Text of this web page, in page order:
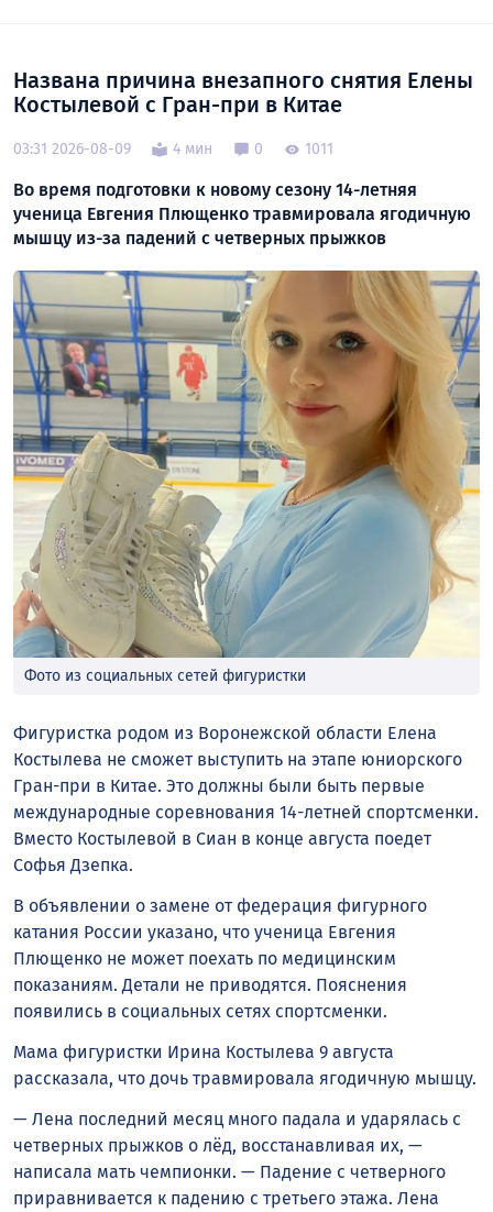
Названа причина внезапного снятия Елены
Костылевой с Гран-при в Китае
03:31 2026-08-09 4 мин 0 1011
Во время подготовки к новому сезону 14-летняя
ученица Евгения Плющенко травмировала ягодичную
мышцу из-за падений с четверных прыжков
Фото из социальных сетей фигуристки
Фигуристка родом из Воронежской области Елена
Костылева не сможет выступить на этапе юниорского
Гран-при в Китае. Это должны были быть первые
международные соревнования 14-летней спортсменки.
Вместо Костылевой в Сиан в конце августа поедет
Софья Дзепка.
В объявлении о замене от федерация фигурного
катания России указано, что ученица Евгения
Плющенко не может поехать по медицинским
показаниям. Детали не приводятся. Пояснения
появились в социальных сетях спортсменки.
Мама фигуристки Ирина Костылева 9 августа
рассказала, что дочь травмировала ягодичную мышцу.
— Лена последний месяц много падала и ударялась с
четверных прыжков о лëд, восстанавливая их, —
написала мать чемпионки. — Падение с четверного
приравнивается к падению с третьего этажа. Лена